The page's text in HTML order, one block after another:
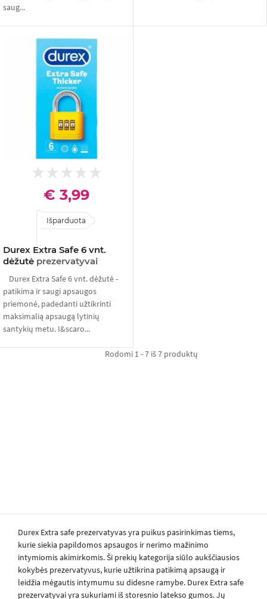
saug...
Durex Extra Safe 6 vnt.
dėžutė prezervatyvai
€ 3,99
Išparduota
Durex Extra Safe 6 vnt. dėžutė -
patikima ir saugi apsaugos
priemonė, padedanti užtikrinti
maksimalią apsaugą lytinių
santykių metu. I&scaro...
Rodomi 1 - 7 iš 7 produktų
Durex Extra safe prezervatyvas yra puikus pasirinkimas tiems,
kurie siekia papildomos apsaugos ir nerimo mažinimo
intymiomis akimirkomis. Ši prekių kategorija siūlo aukščiausios
kokybės prezervatyvus, kurie užtikrina patikimą apsaugą ir
leidžia mėgautis intymumu su didesne ramybe. Durex Extra safe
prezervatyvai yra sukuriami iš storesnio latekso gumos. Jų